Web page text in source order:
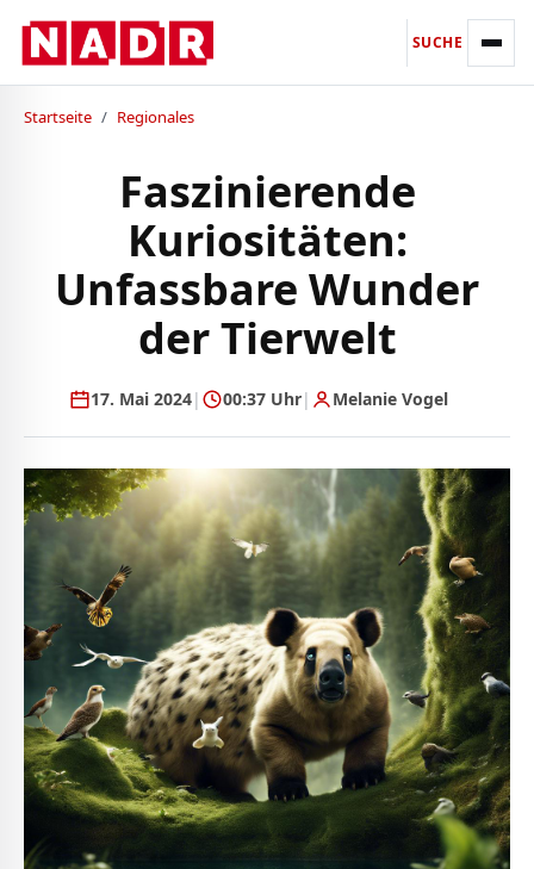
SUCHE
Startseite / Regionales
Faszinierende
Kuriositäten:
Unfassbare Wunder
der Tierwelt
17. Mai 2024| 00:37 Uhr| Melanie Vogel